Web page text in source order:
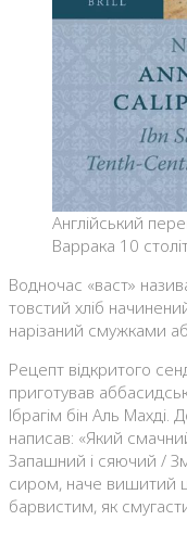
Англійський
Варрака 10
Водночас «васт»
товстий хліб
нарізаний смужками
Рецепт відкритого
приготував
Ібрагім бін Аль Махді.
написав: «Який
Запашний і сяючий /
сиром, наче вишитий
барвистим, як